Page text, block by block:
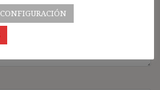
CONFIGURACIÓN